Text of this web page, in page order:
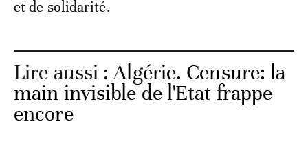
et de solidarité.
Lire aussi :Algérie. Censure: la
main invisible de l'Etat frappe
encore